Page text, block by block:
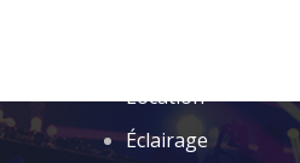
Location
Éclairage